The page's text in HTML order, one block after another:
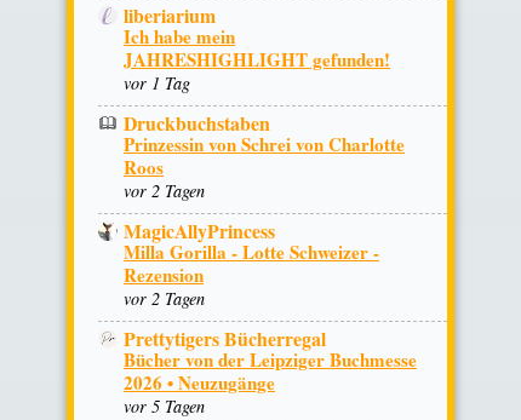
liberiarium
Ich habe mein
JAHRESHIGHLIGHT gefunden!
vor 1 Tag
Druckbuchstaben
Prinzessin von Schrei von Charlotte
Roos
vor 2 Tagen
MagicAllyPrincess
Milla Gorilla - Lotte Schweizer -
Rezension
vor 2 Tagen
Prettytigers Bücherregal
Bücher von der Leipziger Buchmesse
2026 • Neuzugänge
vor 5 Tagen